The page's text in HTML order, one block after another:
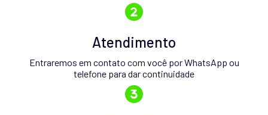
Atendimento
Entraremos em contato com você por WhatsApp ou
telefone para dar continuidade